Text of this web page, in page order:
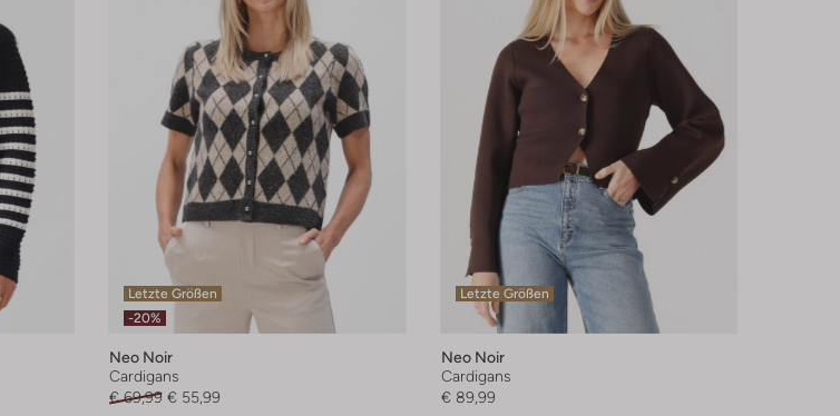
Letzte Größen
-20%
Neo Noir
Cardigans
€ 69,99 € 55,99
Letzte Größen
Neo Noir
Cardigans
€ 89,99